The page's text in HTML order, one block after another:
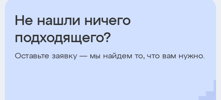
Не нашли ничего
подходящего?
Оставьте заявку — мы найдем то, что вам нужно.